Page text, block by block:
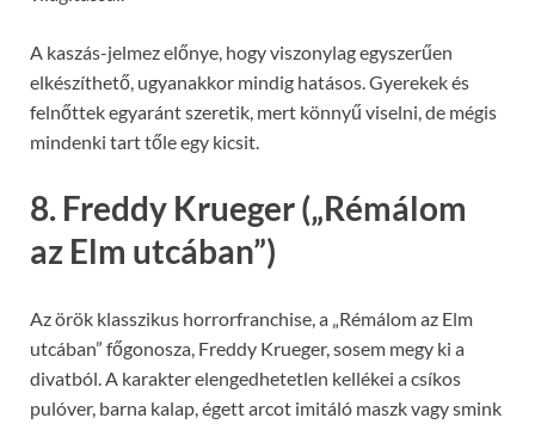
A kaszás-jelmez előnye, hogy viszonylag egyszerűen
elkészíthető, ugyanakkor mindig hatásos. Gyerekek és
felnőttek egyaránt szeretik, mert könnyű viselni, de mégis
mindenki tart tőle egy kicsit.
8. Freddy Krueger („Rémálom
az Elm utcában”)
Az örök klasszikus horrorfranchise, a „Rémálom az Elm
utcában” főgonosza, Freddy Krueger, sosem megy ki a
divatból. A karakter elengedhetetlen kellékei a csíkos
pulóver, barna kalap, égett arcot imitáló maszk vagy smink